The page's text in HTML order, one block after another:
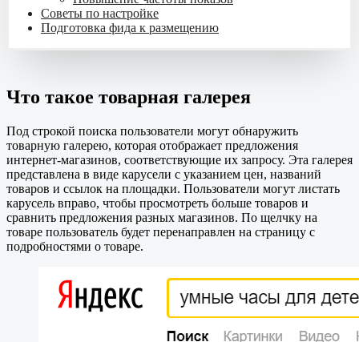
Советы по настройке
Подготовка фида к размещению
Что такое товарная галерея
Под строкой поиска пользователи могут обнаружить
товарную галерею, которая отображает предложения
интернет-магазинов, соответствующие их запросу. Эта галерея
представлена в виде карусели с указанием цен, названий
товаров и ссылок на площадки. Пользователи могут листать
карусель вправо, чтобы просмотреть больше товаров и
сравнить предложения разных магазинов. По щелчку на
товаре пользователь будет перенаправлен на страницу с
подробностями о товаре.